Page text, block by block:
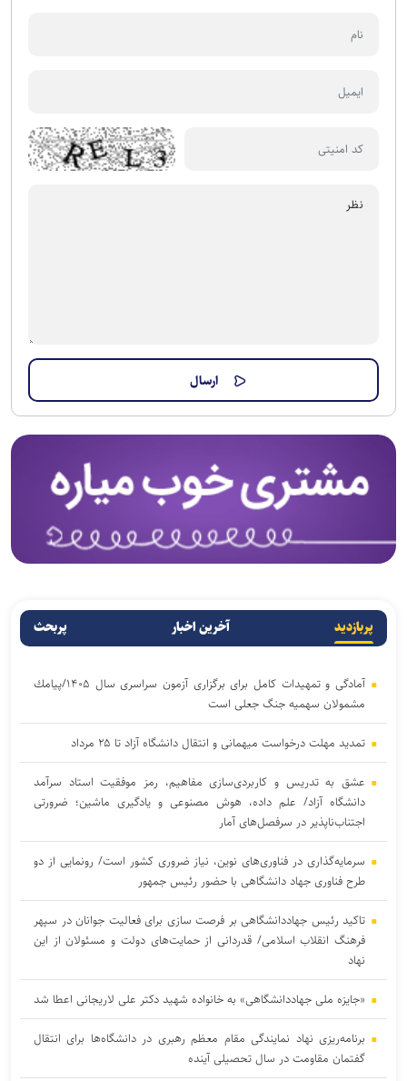
پربازدید آخرین اخبار پربحث
آمادگی و تمهیدات كامل برای برگزاری آزمون سراسری سال ۱۴۰۵/پیامك
مشمولان سهمیه جنگ جعلی است
تمدید مهلت درخواست میهمانی و انتقال دانشگاه آزاد تا ۲۵ مرداد
عشق به تدریس و کاربردی‌سازی مفاهیم، رمز موفقیت استاد سرآمد
دانشگاه آزاد/ علم داده، هوش مصنوعی و یادگیری ماشین؛ ضرورتی
اجتناب‌ناپذیر در سرفصل‌های آمار
سرمایه‌گذاری در فناوری‌های نوین، نیاز ضروری کشور است/ رونمایی از دو
طرح فناوری جهاد دانشگاهی با حضور رئیس جمهور
تاکید رئیس جهاددانشگاهی بر فرصت سازی برای فعالیت جوانان در سپهر
فرهنگ انقلاب اسلامی/ قدردانی از حمایت‌های دولت و مسئولان از این
نهاد
«جایزه ملی جهاددانشگاهی» به خانواده شهید دکتر علی لاریجانی اعطا شد
برنامه‌ریزی نهاد نمایندگی مقام معظم رهبری در دانشگاه‌ها برای انتقال
گفتمان مقاومت در سال تحصیلی آینده